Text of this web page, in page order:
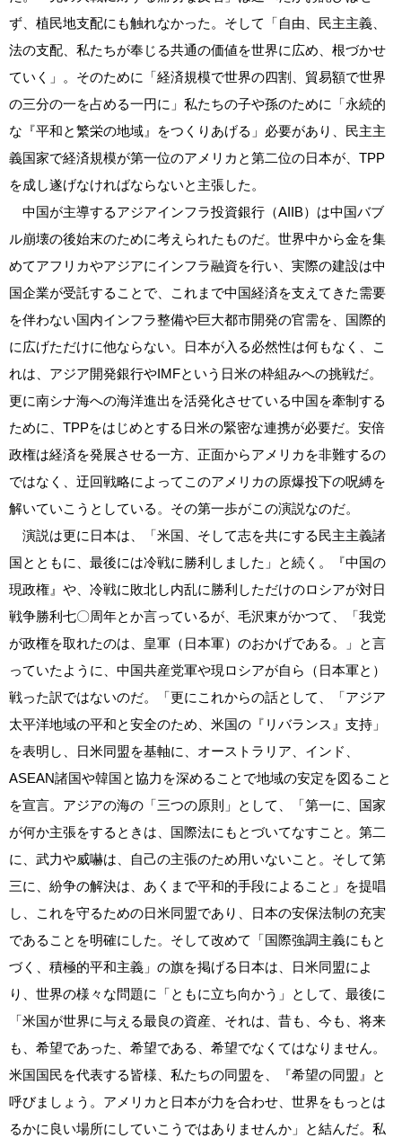
ず、植民地支配にも触れなかった。そして「自由、民主主義、
法の支配、私たちが奉じる共通の価値を世界に広め、根づかせ
ていく」。そのために「経済規模で世界の四割、貿易額で世界
の三分の一を占める一円に」私たちの子や孫のために「永続的
な『平和と繁栄の地域』をつくりあげる」必要があり、民主主
義国家で経済規模が第一位のアメリカと第二位の日本が、TPP
を成し遂げなければならないと主張した。
中国が主導するアジアインフラ投資銀行（AIIB）は中国バブ
ル崩壊の後始末のために考えられたものだ。世界中から金を集
めてアフリカやアジアにインフラ融資を行い、実際の建設は中
国企業が受託することで、これまで中国経済を支えてきた需要
を伴わない国内インフラ整備や巨大都市開発の官需を、国際的
に広げただけに他ならない。日本が入る必然性は何もなく、こ
れは、アジア開発銀行やIMFという日米の枠組みへの挑戦だ。
更に南シナ海への海洋進出を活発化させている中国を牽制する
ために、TPPをはじめとする日米の緊密な連携が必要だ。安倍
政権は経済を発展させる一方、正面からアメリカを非難するの
ではなく、迂回戦略によってこのアメリカの原爆投下の呪縛を
解いていこうとしている。その第一歩がこの演説なのだ。
演説は更に日本は、「米国、そして志を共にする民主主義諸
国とともに、最後には冷戦に勝利しました」と続く。『中国の
現政権』や、冷戦に敗北し内乱に勝利しただけのロシアが対日
戦争勝利七〇周年とか言っているが、毛沢東がかつて、「我党
が政権を取れたのは、皇軍（日本軍）のおかげである。」と言
っていたように、中国共産党軍や現ロシアが自ら（日本軍と）
戦った訳ではないのだ。「更にこれからの話として、「アジア
太平洋地域の平和と安全のため、米国の『リバランス』支持」
を表明し、日米同盟を基軸に、オーストラリア、インド、
ASEAN諸国や韓国と協力を深めることで地域の安定を図ること
を宣言。アジアの海の「三つの原則」として、「第一に、国家
が何か主張をするときは、国際法にもとづいてなすこと。第二
に、武力や威嚇は、自己の主張のため用いないこと。そして第
三に、紛争の解決は、あくまで平和的手段によること」を提唱
し、これを守るための日米同盟であり、日本の安保法制の充実
であることを明確にした。そして改めて「国際強調主義にもと
づく、積極的平和主義」の旗を掲げる日本は、日米同盟によ
り、世界の様々な問題に「ともに立ち向かう」として、最後に
「米国が世界に与える最良の資産、それは、昔も、今も、将来
も、希望であった、希望である、希望でなくてはなりません。
米国国民を代表する皆様、私たちの同盟を、『希望の同盟』と
呼びましょう。アメリカと日本が力を合わせ、世界をもっとは
るかに良い場所にしていこうではありませんか」と結んだ。私